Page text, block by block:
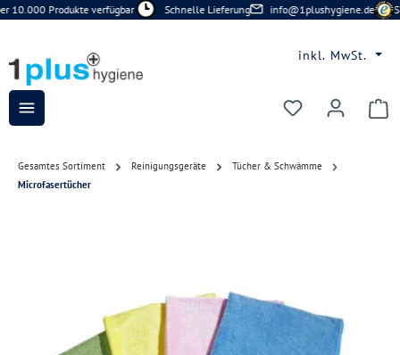
Zum Hauptinhalt springen
10.000 Produkte verfügbar Schnelle Lieferung info@1plushygiene.de
inkl. MwSt.
Du hast 0
Gesamtes Sortiment Reinigungsgeräte
Tücher & Schwämme
Microfasertücher